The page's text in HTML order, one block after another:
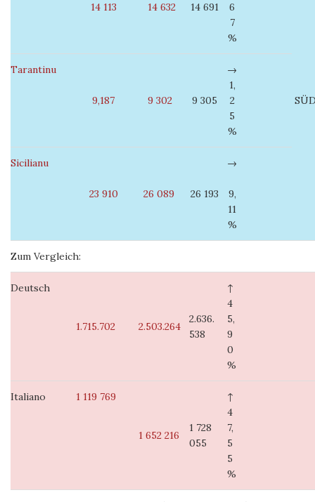
14 113 14 632 14 691
6
7
%
Tarantinu
9,187 9 302 9 305
→
1,
2
5
%
Sicilianu
23 910 26 089 26 193
→
9,
11
%
Zum Vergleich:
Deutsch
1.715.702 2.503.264
2.636.
538
↑
4
5,
9
0
%
Italiano 1 119 769
1 652 216
1 728
055
↑
4
7,
5
5
%